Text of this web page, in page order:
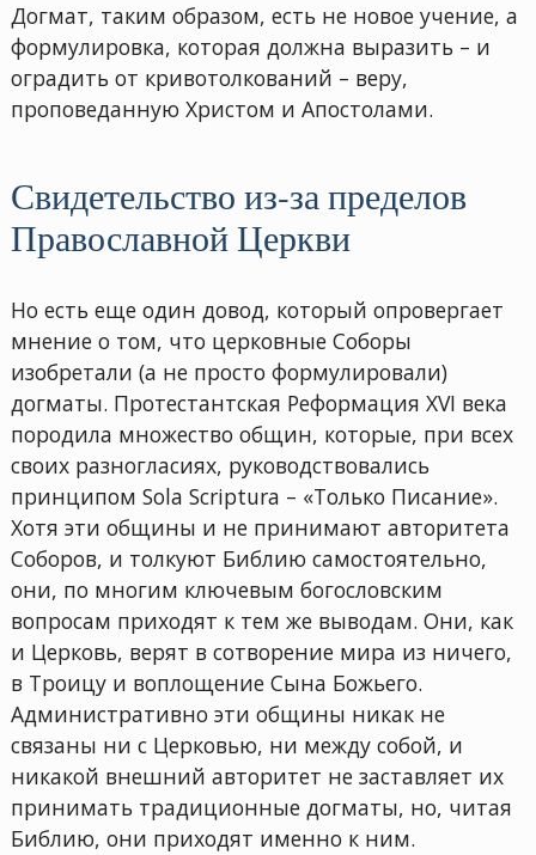
Догмат, таким образом, есть не новое учение, а
формулировка, которая должна выразить – и
оградить от кривотолкований – веру,
проповеданную Христом и Апостолами.
Свидетельство из-за пределов
Православной Церкви
Но есть еще один довод, который опровергает
мнение о том, что церковные Соборы
изобретали (а не просто формулировали)
догматы. Протестантская Реформация XVI века
породила множество общин, которые, при всех
своих разногласиях, руководствовались
принципом Sola Scriptura – «Только Писание».
Хотя эти общины и не принимают авторитета
Соборов, и толкуют Библию самостоятельно,
они, по многим ключевым богословским
вопросам приходят к тем же выводам. Они, как
и Церковь, верят в сотворение мира из ничего,
в Троицу и воплощение Сына Божьего.
Административно эти общины никак не
связаны ни с Церковью, ни между собой, и
никакой внешний авторитет не заставляет их
принимать традиционные догматы, но, читая
Библию, они приходят именно к ним.